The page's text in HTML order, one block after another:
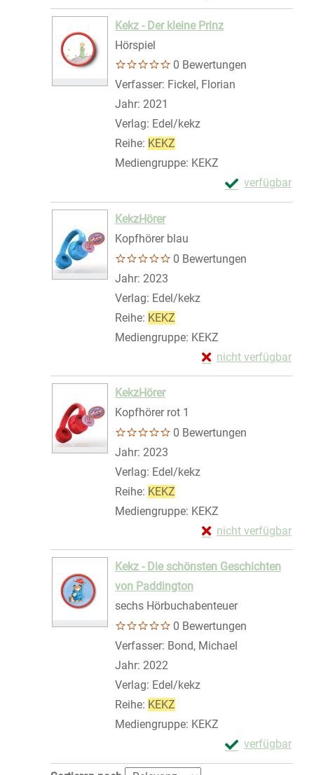
Zum Download von
Kekz - Der kleine Prinz
Hörspiel
0 Bewertungen
Verfasser: Fickel, Florian
Jahr: 2021
Verlag: Edel/kekz
Reihe: KEKZ
Mediengruppe: KEKZ
verfügbar
Exemplar-
Zum Download
KekzHörer
Kopfhörer blau
0 Bewertungen
Suche nach diesem Verfasser
Jahr: 2023
Verlag: Edel/kekz
Reihe: KEKZ
Mediengruppe: KEKZ
nicht verfügbar
Exemplar-Details
Zum Download von
KekzHörer
Kopfhörer rot 1
0 Bewertungen
Suche nach diesem Verfasser
Jahr: 2023
Verlag: Edel/kekz
Reihe: KEKZ
Mediengruppe: KEKZ
nicht verfügbar
Exemplar-Details
Zum Download von
Kekz - Die schönsten Geschichten
von Paddington
sechs Hörbuchabenteuer
0 Bewertungen
Verfasser: Bond, Michael
Jahr: 2022
Verlag: Edel/kekz
Reihe: KEKZ
Mediengruppe: KEKZ
verfügbar
Exemplar-
Zum Download